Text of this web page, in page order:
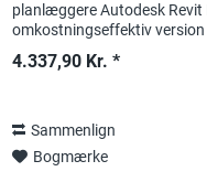
planlæggere Autodesk Revit
omkostningseffektiv
4.337,90 Kr. *
Sammenlign
Bogmærke